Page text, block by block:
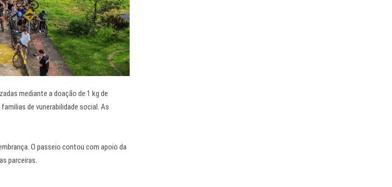
mediante a doação de 1 kg de
de vunerabilidade social. As
O passeio contou com apoio da
parceiras.